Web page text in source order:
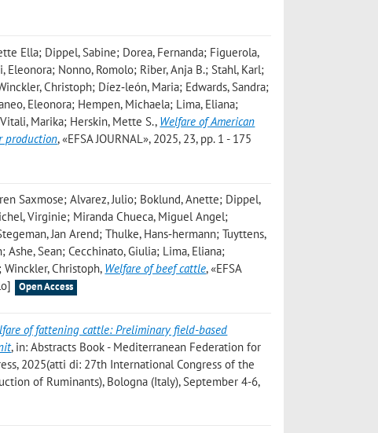
Ella; Dippel, Sabine; Dorea, Fernanda; Figuerola,
Nonno, Romolo; Riber, Anja B.; Stahl, Karl;
Christoph; Díez‐león, Maria; Edwards, Sandra;
Eleonora; Hempen, Michaela; Lima, Eliana;
Marika; Herskin, Mette S., Welfare of American
production, «EFSA JOURNAL», 2025, 23, pp. 1 - 175
Saxmose; Alvarez, Julio; Boklund, Anette; Dippel,
Virginie; Miranda Chueca, Miguel Angel;
Jan Arend; Thulke, Hans‐hermann; Tuyttens,
Sean; Cecchinato, Giulia; Lima, Eliana;
Winckler, Christoph, Welfare of beef cattle, «EFSA
Open Access
of fattening cattle: Preliminary field-based
, in: Abstracts Book - Mediterranean Federation for
2025(atti di: 27th International Congress of the
of Ruminants), Bologna (Italy), September 4-6,